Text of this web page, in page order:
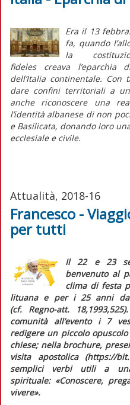
Era il 13
fa, quando
la
fidelescreava l’eparchia
dell’Italia continentale.
dare confini territoriali a
anche riconoscere una
l’identità albanese di non
e Basilicata, donando loro
ecclesiale e civile.
Attualità, 2018-16
Francesco -
per tutti
Il 22 e 23
benvenuto al
clima di festa
lituana e per i 25 anni
(cf. Regno-att.
comunità all’evento i 7
redigere un piccolo
chiese; nella brochure,
visita apostolica (https://
semplici verbi utili a
spirituale: «Conoscere,
vivere».